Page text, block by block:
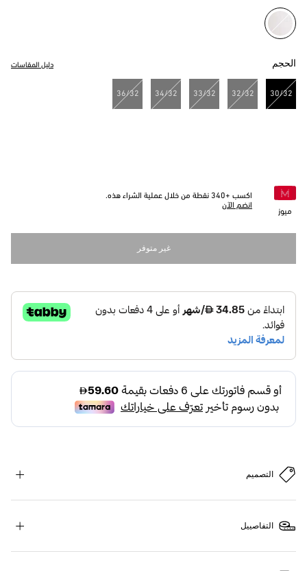
مختار
الحجم دليل المقاسات
30/32
مختار
32/32
33/32
34/32
36/32
ميوز
اكسب +340 نقطة من خلال عملية الشراء هذه.
انضم الآن
غير متوفر
التصميم
التفاصييل